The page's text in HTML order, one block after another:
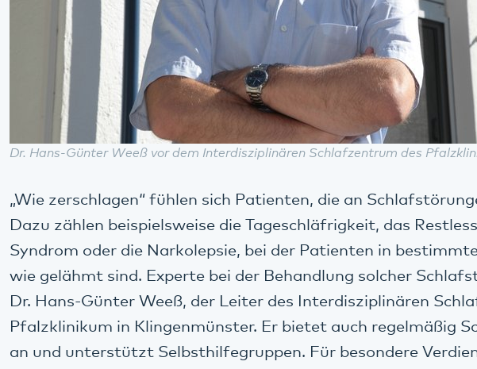
Dr. Hans-Günter Weeß vor dem Interdisziplinären Schlafzentrum des
„Wie zerschlagen“ fühlen sich Patienten, die an
Dazu zählen beispielsweise die Tageschläfrigkeit, das
Syndrom oder die Narkolepsie, bei der Patienten in
wie gelähmt sind. Experte bei der Behandlung solcher
Dr. Hans-Günter Weeß, der Leiter des Interdisziplinären
Pfalzklinikum in Klingenmünster. Er bietet auch regelmäßig
an und unterstützt Selbsthilfegruppen. Für besondere